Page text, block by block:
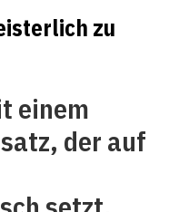
zu
einem
der auf